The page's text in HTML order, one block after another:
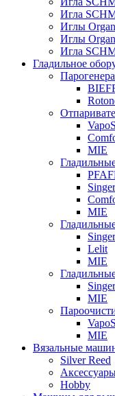
Игла
Иглы
Иглы
Игла
Гладильное
MIE
Singer
MIE
Singer
Lelit
MIE
Singer
MIE
MIE
Вязальные
Silver Reed
Hobby